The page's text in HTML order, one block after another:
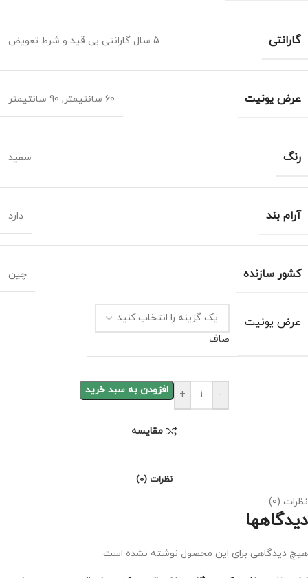
گارانتی 5 سال گارانتی بی قید و شرط تعویض
عرض یونیت 60 سانتیمتر , 90 سانتیمتر
رنگ سفید
آرام بند دارد
کشور سازنده چین
عرض یونیت
صاف
-
+ افزودن به سبد خرید
مقايسه
نظرات (0)
نظرات (0)
دیدگاهها
هیچ دیدگاهی برای این محصول نوشته نشده است.